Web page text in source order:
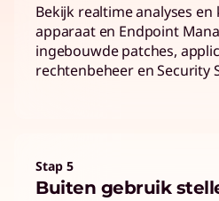
Bekijk realtime analyses
apparaat en Endpoint
ingebouwde patches,
rechtenbeheer en Security
Stap 5
Buiten gebruik